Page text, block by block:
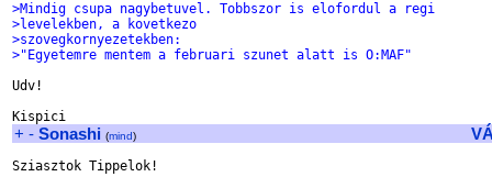
>Mindig csupa nagybetuvel. Tobbszor is elofordul a regi
>levelekben, a kovetkezo
>szovegkornyezetekben:
>"Egyetemre mentem a februari szunet alatt is O:MAF"
Udv!
+ - Sonashi (mind)
Sziasztok Tippelok!